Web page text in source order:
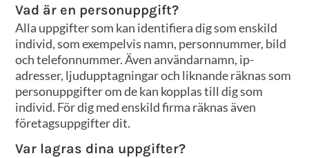
Vad är en personuppgift?
Alla uppgifter som kan identifiera dig som enskild
individ, som exempelvis namn, personnummer, bild
och telefonnummer. Även användarnamn, ip-
adresser, ljudupptagningar och liknande räknas som
personuppgifter om de kan kopplas till dig som
individ. För dig med enskild firma räknas även
företagsuppgifter dit.
Var lagras dina uppgifter?